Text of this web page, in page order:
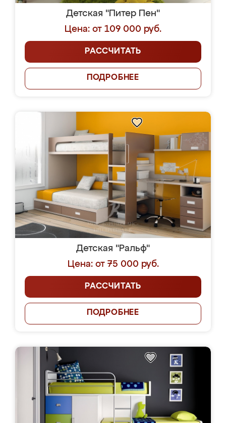
Детская "Питер Пен"
Цена: от 109 000 руб.
РАССЧИТАТЬ
ПОДРОБНЕЕ
Детская "Ральф"
Цена: от 75 000 руб.
РАССЧИТАТЬ
ПОДРОБНЕЕ